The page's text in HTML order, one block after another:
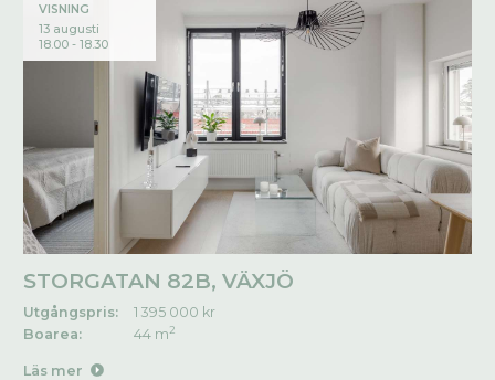
VISNING
13 augusti
18.00 - 18.30
STORGATAN 82B, VÄXJÖ
Utgångspris:
1 395 000 kr
Boarea:
44 m2
Läs mer